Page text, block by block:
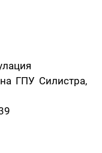
ГПУ Силистра,